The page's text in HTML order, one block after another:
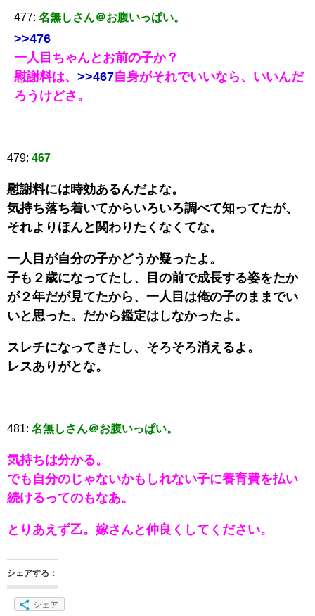
477: 名無しさん＠お腹いっぱい。
>>476
一人目ちゃんとお前の子か？
慰謝料は、 >>467自身がそれでいいなら、いいんだ
ろうけどさ。
479: 467
慰謝料には時効あるんだよな。
気持ち落ち着いてからいろいろ調べて知ってたが、
それよりほんと関わりたくなくてな。
一人目が自分の子かどうか疑ったよ。
子も２歳になってたし、目の前で成長する姿をたか
が２年だが見てたから、一人目は俺の子のままでい
いと思った。だから鑑定はしなかったよ。
スレチになってきたし、そろそろ消えるよ。
レスありがとな。
481: 名無しさん＠お腹いっぱい。
気持ちは分かる。
でも自分のじゃないかもしれない子に養育費を払い
続けるってのもなあ。
とりあえず乙。嫁さんと仲良くしてください。
シェアする：
シェア